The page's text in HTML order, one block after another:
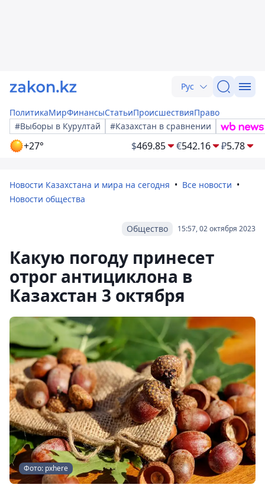
Рус
ПолитикаМирФинансыСтатьиПроисшествияПраво
#Выборы в Курултай
#Казахстан в сравнении
+27° $469.85 €542.16 ₽5.78
Новости Казахстана и мира на сегодня
Все новости
Новости общества
15:57, 02 октября 2023
Общество
Какую погоду принесет
отрог антициклона в
Казахстан 3 октября
Фото: pxhere